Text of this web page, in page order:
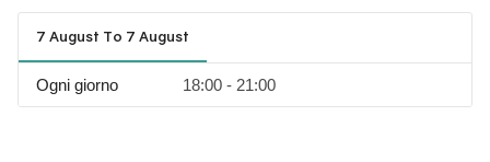
7 August To 7 August
Ogni giorno 18:00 - 21:00